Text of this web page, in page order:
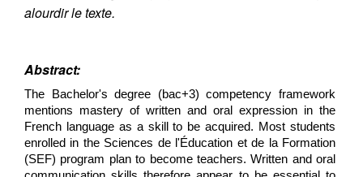
alourdir le texte.
Abstract:
The Bachelor's degree (bac+3) competency framework
mentions mastery of written and oral expression in the
French language as a skill to be acquired. Most students
enrolled in the Sciences de l'Éducation et de la Formation
(SEF) program plan to become teachers. Written and oral